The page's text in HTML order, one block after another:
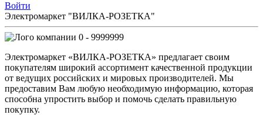
Войти
Электромаркет "ВИЛКА-РОЗЕТКА"
0 - 9999999
Электромаркет «ВИЛКА-РОЗЕТКА» предлагает своим
покупателям широкий ассортимент качественной продукции
от ведущих российских и мировых производителей. Мы
предоставим Вам любую необходимую информацию, которая
способна упростить выбор и помочь сделать правильную
покупку.